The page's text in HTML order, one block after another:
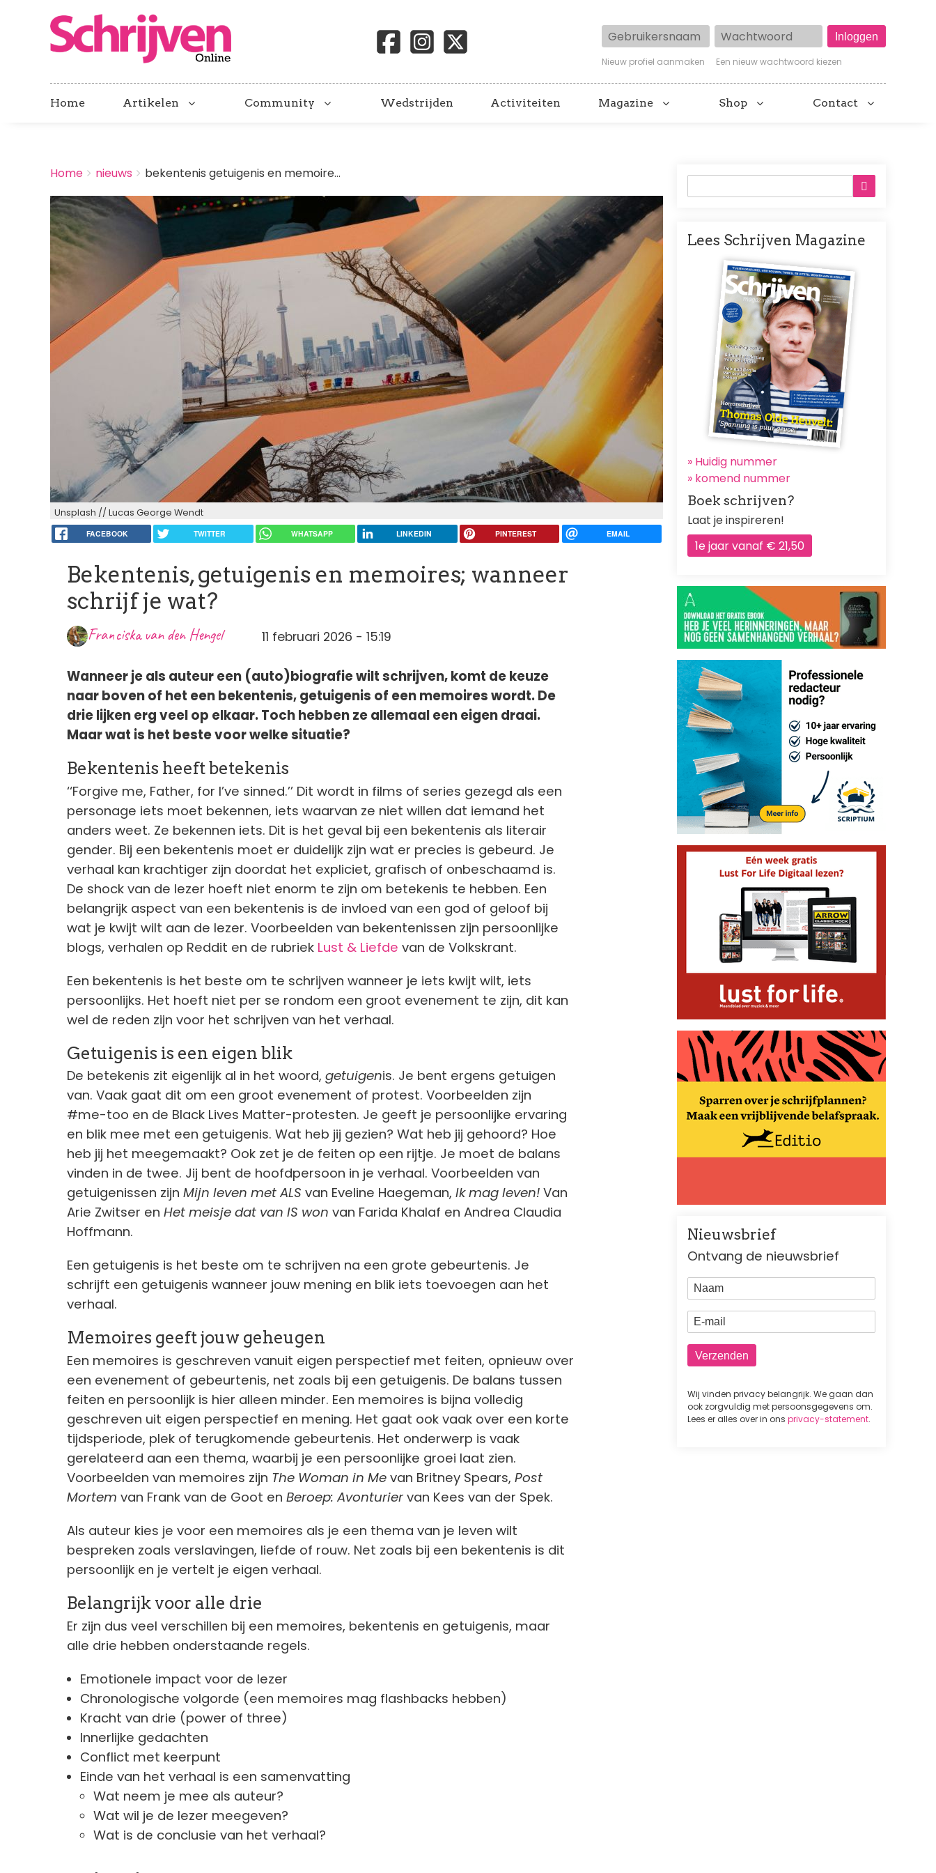
Gebruikersnaam Wachtwoord
Nieuw profiel aanmaken Een nieuw wachtwoord kiezen
Home Artikelen Community Wedstrijden Activiteiten Magazine Shop Contact
BREADCRUMBS
You
here:
Home nieuws
bekentenis getuigenis en memoire...
Afbeelding
Unsplash // Lucas George Wendt
FACEBOOK TWITTER WHATSAPP LINKEDIN PINTEREST EMAIL
Bekentenis, getuigenis en memoires; wanneer
schrijf je wat?
Franciska van den Hengel 11 februari 2026 - 15:19
Wanneer je als auteur een (auto)biografie wilt schrijven, komt de keuze
naar boven of het een bekentenis, getuigenis of een memoires wordt. De
drie lijken erg veel op elkaar. Toch hebben ze allemaal een eigen draai.
Maar wat is het beste voor welke situatie?
Bekentenis heeft betekenis
‘‘Forgive me, Father, for I’ve sinned.’’ Dit wordt in films of series gezegd als een
personage iets moet bekennen, iets waarvan ze niet willen dat iemand het
anders weet. Ze bekennen iets. Dit is het geval bij een bekentenis als literair
gender. Bij een bekentenis moet er duidelijk zijn wat er precies is gebeurd. Je
verhaal kan krachtiger zijn doordat het expliciet, grafisch of onbeschaamd is.
De shock van de lezer hoeft niet enorm te zijn om betekenis te hebben. Een
belangrijk aspect van een bekentenis is de invloed van een god of geloof bij
wat je kwijt wilt aan de lezer. Voorbeelden van bekentenissen zijn persoonlijke
blogs, verhalen op Reddit en de rubriek Lust & Liefde van de Volkskrant.
Een bekentenis is het beste om te schrijven wanneer je iets kwijt wilt, iets
persoonlijks. Het hoeft niet per se rondom een groot evenement te zijn, dit kan
wel de reden zijn voor het schrijven van het verhaal.
Getuigenis is een eigen blik
De betekenis zit eigenlijk al in het woord, getuigenis. Je bent ergens getuigen
van. Vaak gaat dit om een groot evenement of protest. Voorbeelden zijn
#me-too en de Black Lives Matter-protesten. Je geeft je persoonlijke ervaring
en blik mee met een getuigenis. Wat heb jij gezien? Wat heb jij gehoord? Hoe
heb jij het meegemaakt? Ook zet je de feiten op een rijtje. Je moet de balans
vinden in de twee. Jij bent de hoofdpersoon in je verhaal. Voorbeelden van
getuigenissen zijn Mijn leven met ALS van Eveline Haegeman, Ik mag leven! Van
Arie Zwitser en Het meisje dat van IS won van Farida Khalaf en Andrea Claudia
Hoffmann.
Een getuigenis is het beste om te schrijven na een grote gebeurtenis. Je
schrijft een getuigenis wanneer jouw mening en blik iets toevoegen aan het
verhaal.
Memoires geeft jouw geheugen
Een memoires is geschreven vanuit eigen perspectief met feiten, opnieuw over
een evenement of gebeurtenis, net zoals bij een getuigenis. De balans tussen
feiten en persoonlijk is hier alleen minder. Een memoires is bijna volledig
geschreven uit eigen perspectief en mening. Het gaat ook vaak over een korte
tijdsperiode, plek of terugkomende gebeurtenis. Het onderwerp is vaak
gerelateerd aan een thema, waarbij je een persoonlijke groei laat zien.
Voorbeelden van memoires zijn The Woman in Me van Britney Spears, Post
Mortem van Frank van de Goot en Beroep: Avonturier van Kees van der Spek.
Als auteur kies je voor een memoires als je een thema van je leven wilt
bespreken zoals verslavingen, liefde of rouw. Net zoals bij een bekentenis is dit
persoonlijk en je vertelt je eigen verhaal.
Belangrijk voor alle drie
Er zijn dus veel verschillen bij een memoires, bekentenis en getuigenis, maar
alle drie hebben onderstaande regels.
Emotionele impact voor de lezer
Chronologische volgorde (een memoires mag flashbacks hebben)
Kracht van drie (power of three)
Innerlijke gedachten
Conflict met keerpunt
Einde van het verhaal is een samenvatting
Wat neem je mee als auteur?
Wat wil je de lezer meegeven?
Wat is de conclusie van het verhaal?
Lees Schrijven Magazine
Afbeelding
» Huidig nummer
» komend nummer
Boek schrijven?
Laat je inspireren!
1e jaar vanaf € 21,50
Nieuwsbrief
Ontvang de nieuwsbrief
Naam
E-mail
Wij vinden privacy belangrijk. We gaan dan
ook zorgvuldig met persoonsgegevens om.
Lees er alles over in ons privacy-statement.